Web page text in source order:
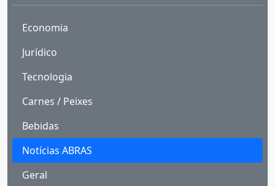
Economia
Jurídico
Tecnologia
Carnes / Peixes
Bebidas
Notícias ABRAS
Geral